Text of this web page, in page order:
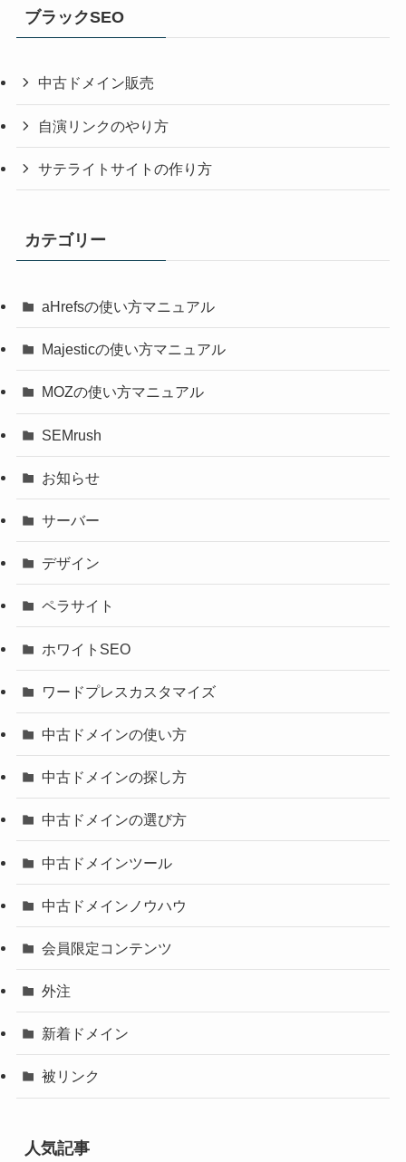
ブラックSEO
中古ドメイン販売
自演リンクのやり方
サテライトサイトの作り方
カテゴリー
aHrefsの使い方マニュアル
Majesticの使い方マニュアル
MOZの使い方マニュアル
SEMrush
お知らせ
サーバー
デザイン
ペラサイト
ホワイトSEO
ワードプレスカスタマイズ
中古ドメインの使い方
中古ドメインの探し方
中古ドメインの選び方
中古ドメインツール
中古ドメインノウハウ
会員限定コンテンツ
外注
新着ドメイン
被リンク
人気記事